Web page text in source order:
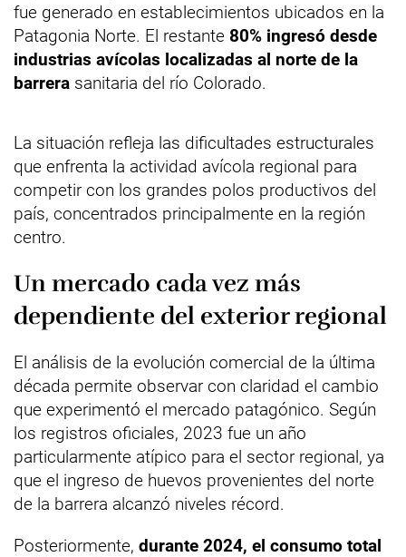
fue generado en establecimientos ubicados en la
Patagonia Norte. El restante 80% ingresó desde
industrias avícolas localizadas al norte de la
barrera sanitaria del río Colorado.
La situación refleja las dificultades estructurales
que enfrenta la actividad avícola regional para
competir con los grandes polos productivos del
país, concentrados principalmente en la región
centro.
Un mercado cada vez más
dependiente del exterior regional
El análisis de la evolución comercial de la última
década permite observar con claridad el cambio
que experimentó el mercado patagónico. Según
los registros oficiales, 2023 fue un año
particularmente atípico para el sector regional, ya
que el ingreso de huevos provenientes del norte
de la barrera alcanzó niveles récord.
Posteriormente, durante 2024, el consumo total